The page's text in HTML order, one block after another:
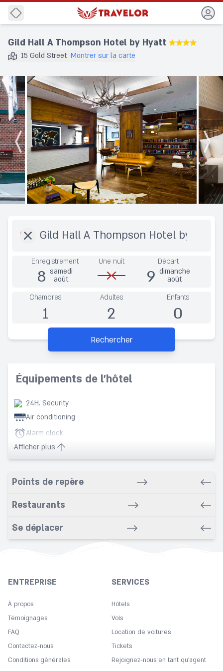
Precedent
Gild Hall A Thompson Hotel by Hyatt ★★★★
15 Gold Street Montrer sur la carte
Enregistrement
8 samedi
août
Une nuit Départ
9 dimanche
août
Chambres
1
Adultes
2
Enfants
0
Rechercher
Équipements de l’hôtel
24H. Security
Air conditioning
Alarm clock
Banquet
Bars
Cleaning
Copy
Desk
Dry cleaning service
Fitness Center
Afficher plus
Points de repère
Restaurants
Se déplacer
ENTREPRISE
À propos
Témoignages
FAQ
Contactez-nous
Conditions générales
SERVICES
Hôtels
Vols
Location de voitures
Tickets
Rejoignez-nous en tant qu’agent